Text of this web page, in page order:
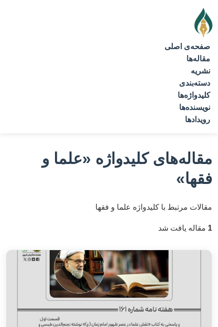
صفحه‌ی اصلی
مقاله‌ها
نشریه
دسته‌بندی
کلیدواژه‌ها
نویسنده‌ها
رویدادها
مقاله‌های کلیدواژه «علما و
فقها»
مقالات مرتبط با کلیدواژه علما و فقها
1 مقاله یافت شد